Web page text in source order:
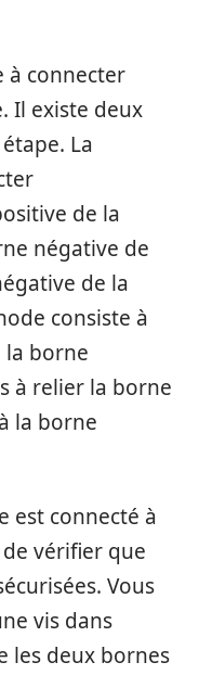
à connecter
Il existe deux
La
de la
négative de
de la
consiste à
la borne
à relier la borne
la borne
est connecté à
vérifier que
Vous
vis dans
les deux bornes